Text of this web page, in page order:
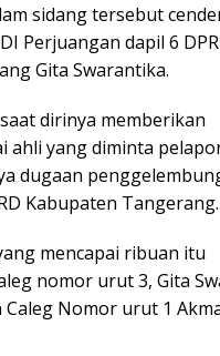
sidang tersebut
Perjuangan dapil 6
Gita Swarantika.
dirinya memberikan
ahli yang diminta
dugaan
Kabupaten Tangerang.
mencapai ribuan itu
nomor urut 3, Gita
Nomor urut 1